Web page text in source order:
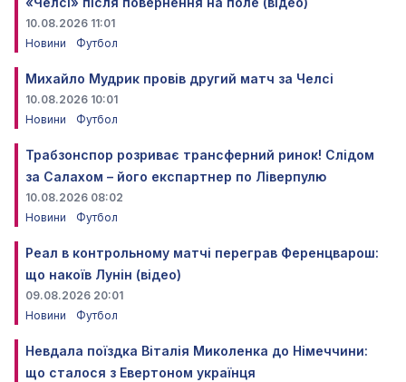
10.08.2026 11:01
Новини
Футбол
Михайло Мудрик провів другий матч за Челсі
10.08.2026 10:01
Новини
Футбол
Трабзонспор розриває трансферний ринок! Слідом
за Салахом – його експартнер по Ліверпулю
10.08.2026 08:02
Новини
Футбол
Реал в контрольному матчі переграв Ференцварош:
що накоїв Лунін (відео)
09.08.2026 20:01
Новини
Футбол
Невдала поїздка Віталія Миколенка до Німеччини:
що сталося з Евертоном українця